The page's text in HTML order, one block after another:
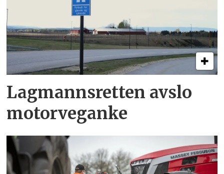
Lagmannsretten avslo
motorveganke